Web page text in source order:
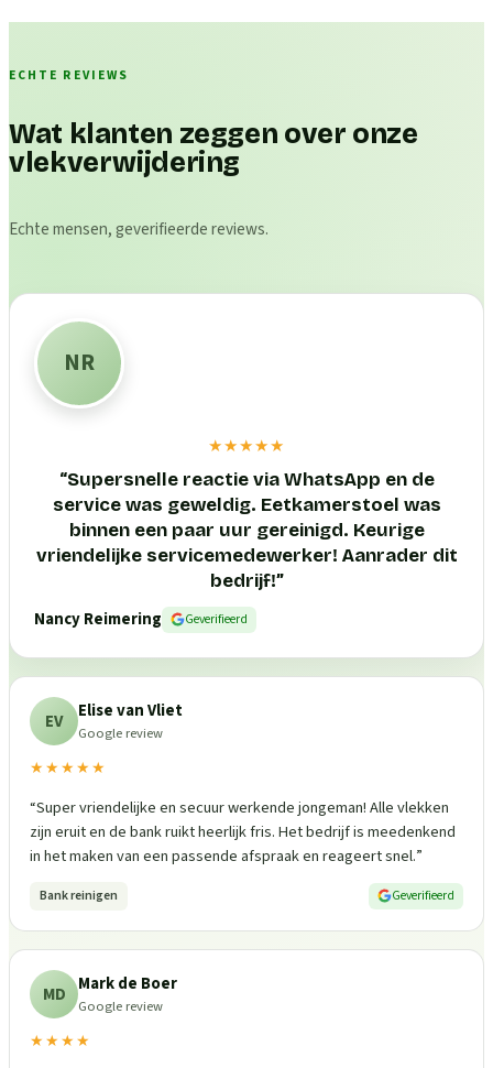
ECHTE REVIEWS
Wat klanten zeggen over onze
vlekverwijdering
Echte mensen, geverifieerde reviews.
NR
★★★★★
“Supersnelle reactie via WhatsApp en de
service was geweldig. Eetkamerstoel was
binnen een paar uur gereinigd. Keurige
vriendelijke servicemedewerker! Aanrader dit
bedrijf!”
Nancy Reimering
Geverifieerd
EV Elise van Vliet
Google review
★★★★★
“Super vriendelijke en secuur werkende jongeman! Alle vlekken
zijn eruit en de bank ruikt heerlijk fris. Het bedrijf is meedenkend
in het maken van een passende afspraak en reageert snel.”
Bank reinigen Geverifieerd
MD Mark de Boer
Google review
★★★★